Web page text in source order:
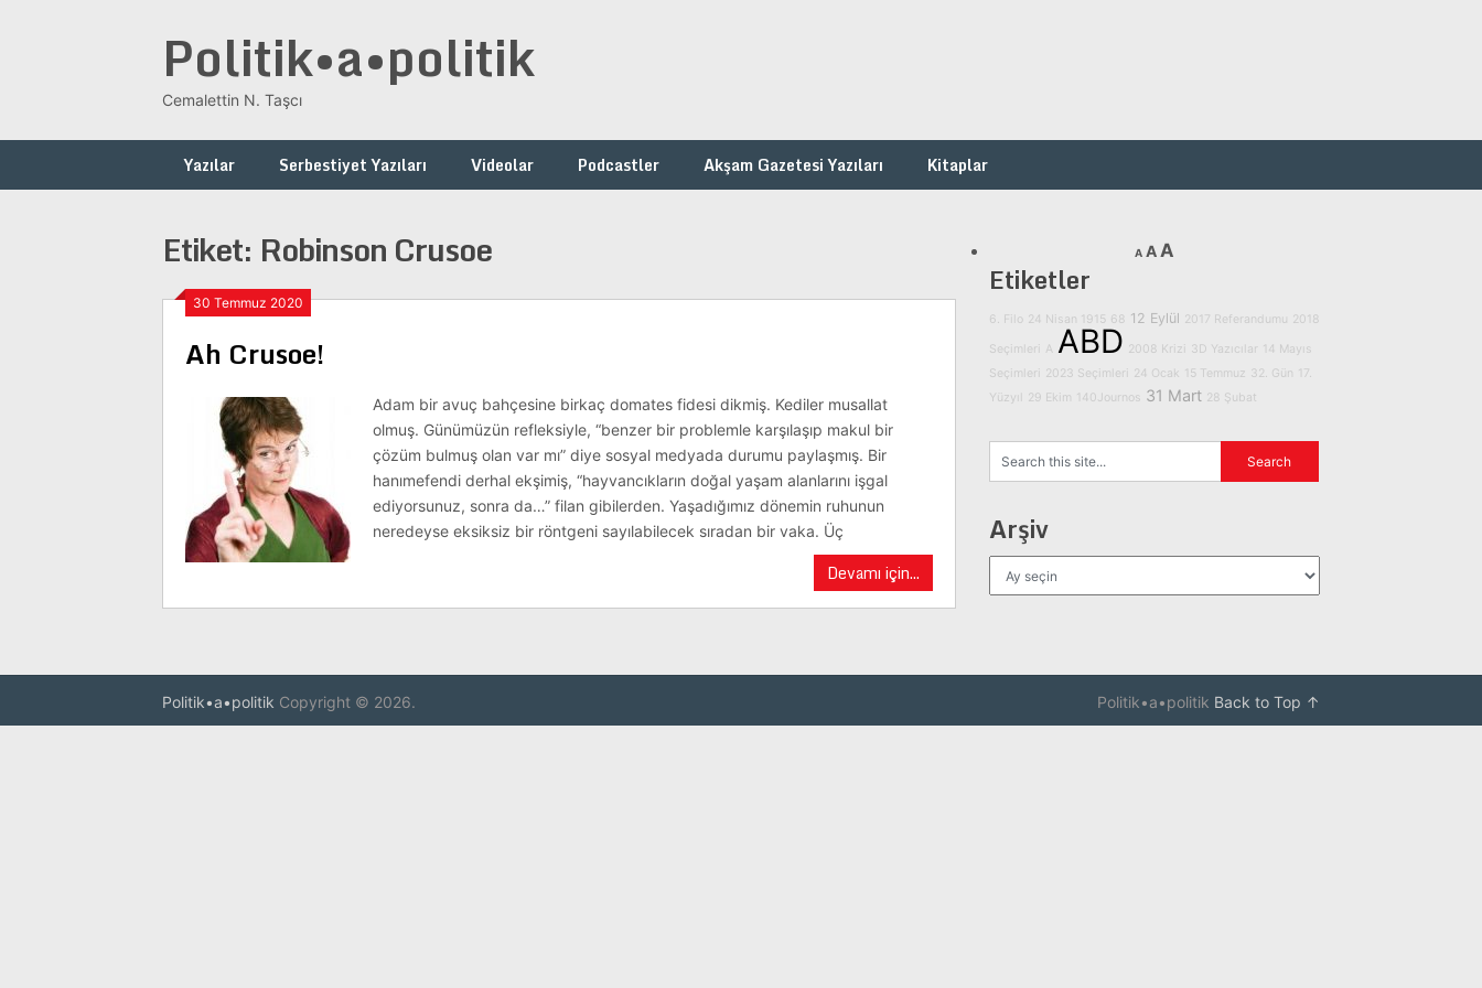
Politik•a•politik
Cemalettin N. Taşcı
Yazılar Serbestiyet Yazıları Videolar Podcastler Akşam Gazetesi Yazıları Kitaplar
Etiket: Robinson Crusoe
30 Temmuz 2020
Ah Crusoe!
Adam bir avuç bahçesine birkaç domates fidesi dikmiş. Kediler musallat
olmuş. Günümüzün refleksiyle, “benzer bir problemle karşılaşıp makul bir
çözüm bulmuş olan var mı” diye sosyal medyada durumu paylaşmış. Bir
hanımefendi derhal ekşimiş, “hayvancıkların doğal yaşam alanlarını işgal
ediyorsunuz, sonra da…” filan gibilerden. Yaşadığımız dönemin ruhunun
neredeyse eksiksiz bir röntgeni sayılabilecek sıradan bir vaka. Üç
Devamı için...
A AA
Etiketler
6. Filo 24 Nisan 1915 68 12 Eylül 2017 Referandumu 2018
Seçimleri A ABD 2008 Krizi 3D Yazıcılar 14 Mayıs
Seçimleri
2023 Seçimleri 24 Ocak 15 Temmuz 32. Gün 17.
Yüzyıl
29 Ekim 140Journos 31 Mart 28 Şubat
Arşiv
Politik•a•politik Copyright © 2026. Politik•a•politik Back to Top ↑